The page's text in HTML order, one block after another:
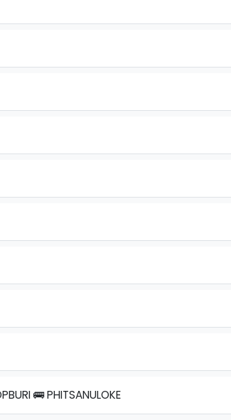
🚌 PHITSANULOKE